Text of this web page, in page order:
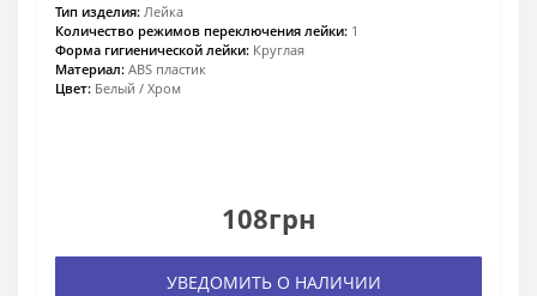
Тип изделия: Лейка
Количество режимов переключения лейки: 1
Форма гигиенической лейки: Круглая
Материал: ABS пластик
Цвет: Белый / Хром
108грн
УВЕДОМИТЬ О НАЛИЧИИ